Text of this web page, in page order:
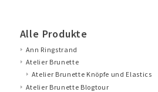
Alle Produkte
Ann Ringstrand
Atelier Brunette
Atelier Brunette Knöpfe und Elastics
Atelier Brunette Blogtour